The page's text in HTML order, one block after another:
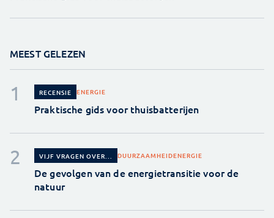
MEEST GELEZEN
RECENSIE ENERGIE
Praktische gids voor thuisbatterijen
VIJF VRAGEN OVER... DUURZAAMHEIDENERGIE
De gevolgen van de energietransitie voor de
natuur